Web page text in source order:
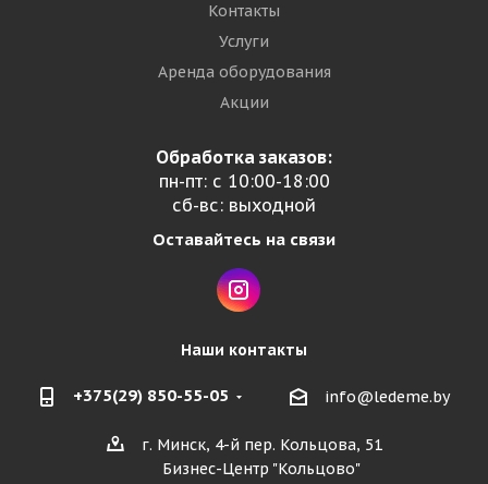
Контакты
Услуги
Аренда оборудования
Акции
Обработка заказов:
пн-пт: с 10:00-18:00
сб-вс: выходной
Оставайтесь на связи
Наши контакты
+375(29) 850-55-05 info@ledeme.by
г. Минск, 4-й пер. Кольцова, 51
Бизнес-Центр "Кольцово"